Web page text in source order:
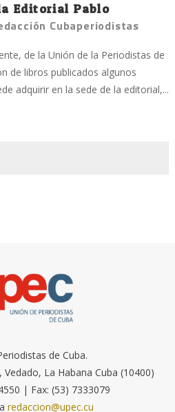
Editorial Pablo
Cubaperiodistas
de la Unión de la Periodistas de
de libros publicados algunos
adquirir en la sede de la editorial,...
de Cuba.
La Habana Cuba (10400)
| Fax: (53) 7333079
redaccion@upec.cu